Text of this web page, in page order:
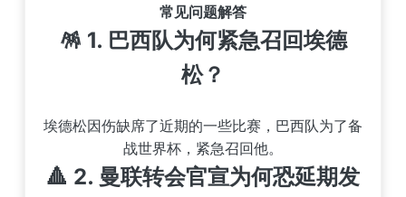
常见问题解答
🪅 1. 巴西队为何紧急召回埃德
松？
埃德松因伤缺席了近期的一些比赛，巴西队为了备
战世界杯，紧急召回他。
🔺 2. 曼联转会官宣为何恐延期发